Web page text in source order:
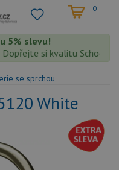
0
5% slevu!
Dopřejte si kvalitu Schock
se sprchou
White